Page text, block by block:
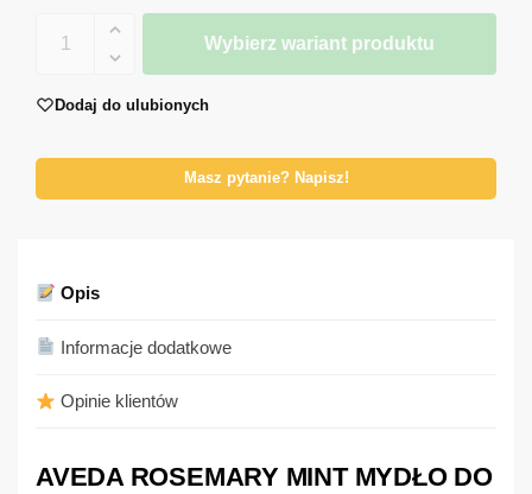
Wybierz wariant produktu
Dodaj do ulubionych
Masz pytanie? Napisz!
Opis
Informacje dodatkowe
Opinie klientów
AVEDA ROSEMARY MINT MYDŁO DO